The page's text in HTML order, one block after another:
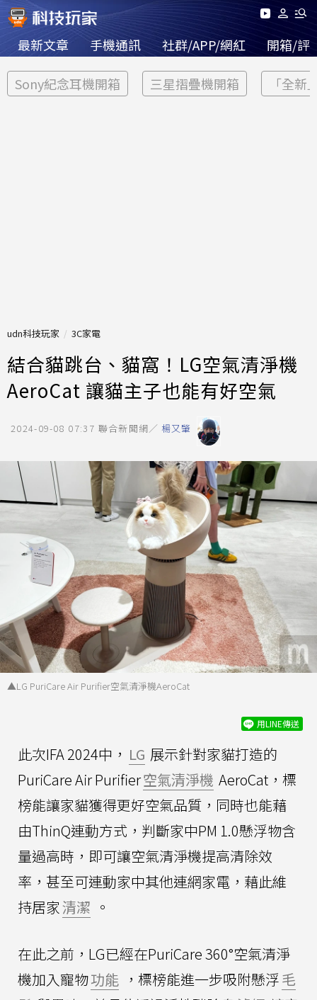
最新文章 手機通訊 社群/APP/網紅 開箱/評
Sony紀念耳機開箱 三星摺疊機開箱 「全新
udn科技玩家 3C家電
結合貓跳台、貓窩！LG空氣清淨機
AeroCat 讓貓主子也能有好空氣
2024-09-08 07:37 聯合新聞網／ 楊又肇
▲LG PuriCare Air Purifier空氣清淨機AeroCat
用LINE傳送
此次IFA 2024中， LG 展示針對家貓打造的
PuriCare Air Purifier空氣清淨機 AeroCat，標
榜能讓家貓獲得更好空氣品質，同時也能藉
由ThinQ連動方式，判斷家中PM 1.0懸浮物含
量過高時，即可讓空氣清淨機提高清除效
率，甚至可連動家中其他連網家電，藉此維
持居家 清潔 。
在此之前，LG已經在PuriCare 360°空氣清淨
機加入寵物功能 ，標榜能進一步吸附懸浮毛